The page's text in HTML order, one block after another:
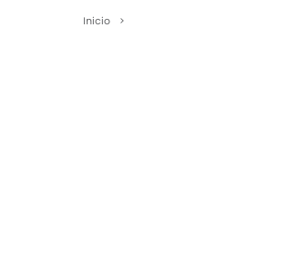
Inicio >